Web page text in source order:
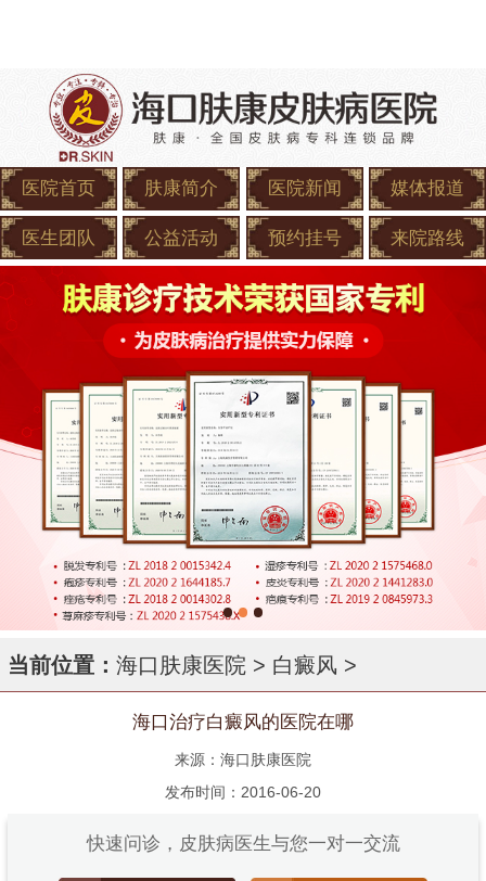
医院首页 肤康简介 医院新闻 媒体报道
医生团队 公益活动 预约挂号 来院路线
当前位置： 海口肤康医院 > 白癜风 >
海口治疗白癜风的医院在哪
来源：海口肤康医院
发布时间：2016-06-20
快速问诊，皮肤病医生与您一对一交流